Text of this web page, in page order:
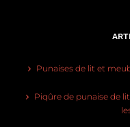
Punaises de lit et
Piqûre de punaise de